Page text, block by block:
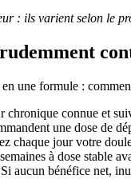
: ils varient selon le
une formule :
chronique connue et
une dose de
chaque jour votre
à dose stable
Si aucun bénéfice net,